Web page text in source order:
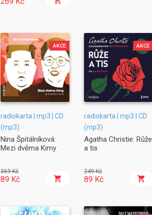
AKCE
radiokarta | mp3 | CD
(mp3)
Nina Špitálníková:
Mezi dvěma Kimy
369 Kč
89 Kč
AKCE
radiokarta | mp3 | CD
(mp3)
Agatha Christie: Růže
a tis
249 Kč
89 Kč